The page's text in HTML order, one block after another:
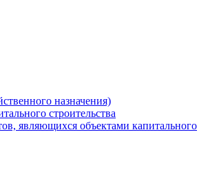
назначения)
строительства
являющихся объектами капитального